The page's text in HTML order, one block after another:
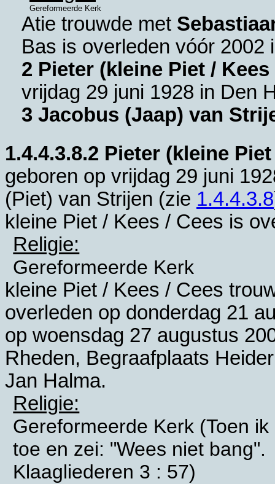
Gereformeerde Kerk
Atie trouwde met
Bas is overleden vóór 2002
2 Pieter (kleine Piet /
vrijdag 29 juni 1928 in Den
3 Jacobus (Jaap) van
1.4.4.3.8.2 Pieter (kleine
geboren op vrijdag 29 juni
(Piet) van Strijen (zie 1.4.4.3.8
kleine Piet / Kees / Cees is
Religie:
Gereformeerde Kerk
kleine Piet / Kees / Cees
overleden op donderdag 21
op woensdag 27 augustus
Rheden, Begraafplaats
Jan Halma.
Religie:
Gereformeerde Kerk (Toen
toe en zei: "Wees niet bang".
Klaagliederen 3 : 57)